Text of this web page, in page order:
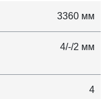
3360 мм
4/-/2 мм
4